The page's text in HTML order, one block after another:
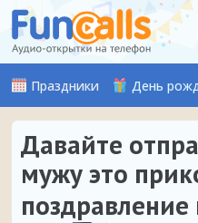
Праздники День
Давайте
мужу это